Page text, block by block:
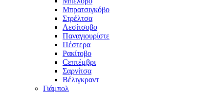
Μπρατσιγκόβο
Στρέλτσα
Λεσίτσοβο
Παναγιουρίστε
Πέστερα
Ρακίτοβο
Сεπτέμβρι
Σαρνίτσα
Βέλιγκραντ
Γιάμπολ